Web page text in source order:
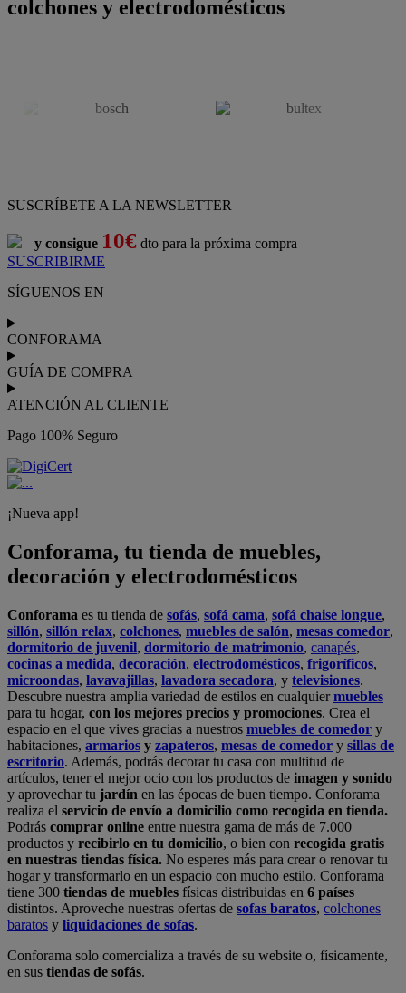
colchones y electrodomésticos
SUSCRÍBETE A LA NEWSLETTER
y consigue 10€ dto para la próxima compra
SUSCRIBIRME
SÍGUENOS EN
CONFORAMA
GUÍA DE COMPRA
ATENCIÓN AL CLIENTE
Pago 100% Seguro
¡Nueva app!
Conforama, tu tienda de muebles,
decoración y electrodomésticos
Conforama es tu tienda de sofás, sofá cama, sofá chaise longue,
sillón, sillón relax, colchones, muebles de salón, mesas comedor,
dormitorio de juvenil, dormitorio de matrimonio, canapés,
cocinas a medida, decoración, electrodomésticos, frigoríficos,
microondas, lavavajillas, lavadora secadora, y televisiones.
Descubre nuestra amplia variedad de estilos en cualquiermuebles
para tu hogar, con los mejores precios y promociones. Crea el
espacio en el que vives gracias a nuestros muebles de comedor y
habitaciones, armarios y zapateros, mesas de comedor y sillas de
escritorio. Además, podrás decorar tu casa con multitud de
artículos, tener el mejor ocio con los productos de imagen y sonido
y aprovechar tu jardín en las épocas de buen tiempo. Conforama
realiza el servicio de envío a domicilio como recogida en tienda.
Podrás comprar online entre nuestra gama de más de 7.000
productos y recibirlo en tu domicilio, o bien con recogida gratis
en nuestras tiendas física. No esperes más para crear o renovar tu
hogar y transformarlo en un espacio con mucho estilo. Conforama
tiene 300 tiendas de muebles físicas distribuidas en 6 países
distintos. Aproveche nuestras ofertas de sofas baratos, colchones
baratos y liquidaciones de sofas.
Conforama solo comercializa a través de su website o, físicamente,
en sus tiendas de sofás.